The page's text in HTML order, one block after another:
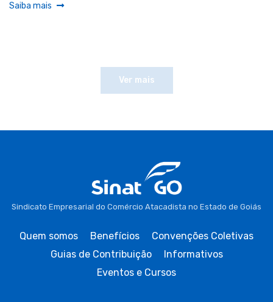
Saiba mais
Ver mais
Sindicato Empresarial do Comércio Atacadista no Estado de Goiás
Quem somos Benefícios
Convenções Coletivas
Guias de Contribuição
Informativos
Eventos e Cursos